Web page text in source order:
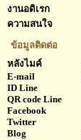
งานอดิเรก
ความสนใจ
ข้อมูลติดต่อ
หลังไมค์
E-mail
ID Line
QR code Line
Facebook
Twitter
Blog